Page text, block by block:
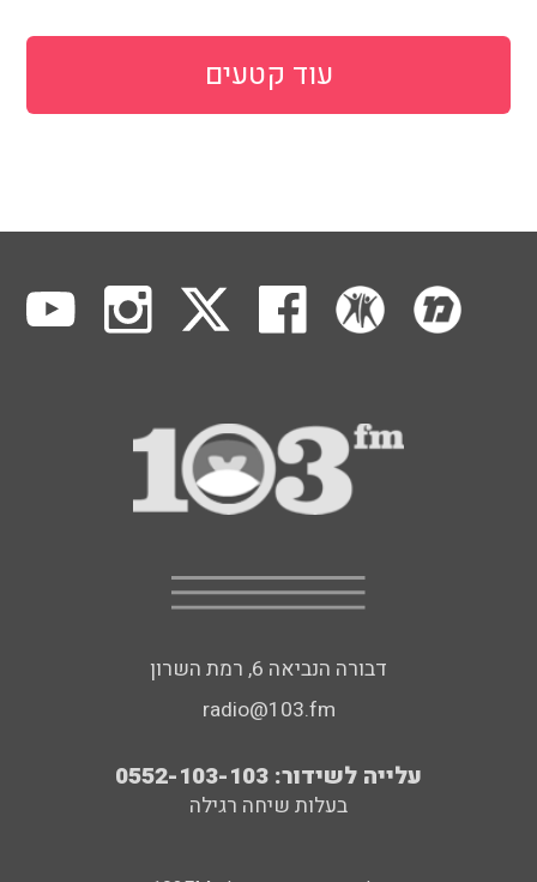
עוד קטעים
דבורה הנביאה 6, רמת השרון
radio@103.fm
עלייה לשידור: 0552-103-103
בעלות שיחה רגילה